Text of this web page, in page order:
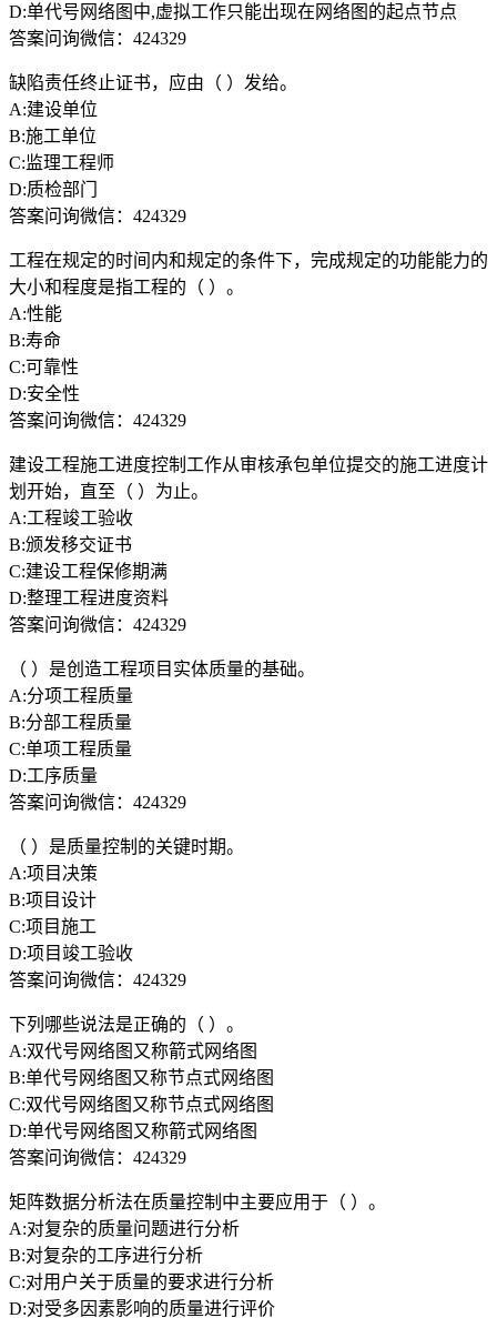
D:单代号网络图中,虚拟工作只能出现在网络图的起点节点
答案问询微信：424329
缺陷责任终止证书，应由（ ）发给。
A:建设单位
B:施工单位
C:监理工程师
D:质检部门
答案问询微信：424329
工程在规定的时间内和规定的条件下，完成规定的功能能力的
大小和程度是指工程的（ ）。
A:性能
B:寿命
C:可靠性
D:安全性
答案问询微信：424329
建设工程施工进度控制工作从审核承包单位提交的施工进度计
划开始，直至（ ）为止。
A:工程竣工验收
B:颁发移交证书
C:建设工程保修期满
D:整理工程进度资料
答案问询微信：424329
（ ）是创造工程项目实体质量的基础。
A:分项工程质量
B:分部工程质量
C:单项工程质量
D:工序质量
答案问询微信：424329
（ ）是质量控制的关键时期。
A:项目决策
B:项目设计
C:项目施工
D:项目竣工验收
答案问询微信：424329
下列哪些说法是正确的（ ）。
A:双代号网络图又称箭式网络图
B:单代号网络图又称节点式网络图
C:双代号网络图又称节点式网络图
D:单代号网络图又称箭式网络图
答案问询微信：424329
矩阵数据分析法在质量控制中主要应用于（ ）。
A:对复杂的质量问题进行分析
B:对复杂的工序进行分析
C:对用户关于质量的要求进行分析
D:对受多因素影响的质量进行评价